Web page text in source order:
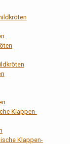
Klappen-
Klappen-